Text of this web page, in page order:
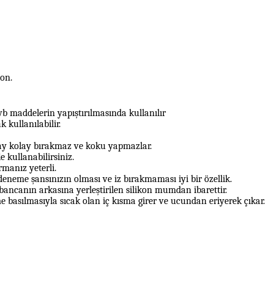
maddelerin yapıştırılmasında kullanılır
kullanılabilir.
kolay bırakmaz ve koku yapmazlar.
kullanabilirsiniz.
yeterli.
şansınızın olması ve iz bırakmaması iyi bir özellik.
arkasına yerleştirilen silikon mumdan ibarettir.
sıcak olan iç kısma girer ve ucundan eriyerek çıkar.